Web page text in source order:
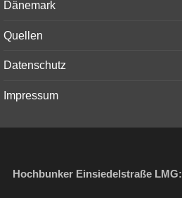
Dänemark
Quellen
Datenschutz
Impressum
Hochbunker Einsiedelstraße LMG: